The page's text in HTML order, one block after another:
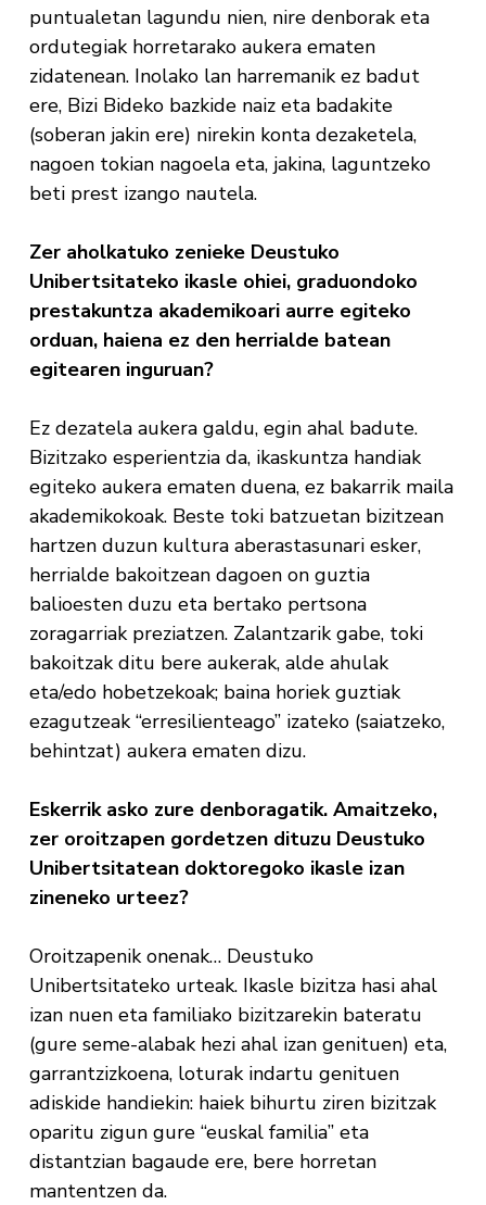
puntualetan lagundu nien, nire denborak eta
ordutegiak horretarako aukera ematen
zidatenean. Inolako lan harremanik ez badut
ere, Bizi Bideko bazkide naiz eta badakite
(soberan jakin ere) nirekin konta dezaketela,
nagoen tokian nagoela eta, jakina, laguntzeko
beti prest izango nautela.
Zer aholkatuko zenieke Deustuko
Unibertsitateko ikasle ohiei, graduondoko
prestakuntza akademikoari aurre egiteko
orduan, haiena ez den herrialde batean
egitearen inguruan?
Ez dezatela aukera galdu, egin ahal badute.
Bizitzako esperientzia da, ikaskuntza handiak
egiteko aukera ematen duena, ez bakarrik maila
akademikokoak. Beste toki batzuetan bizitzean
hartzen duzun kultura aberastasunari esker,
herrialde bakoitzean dagoen on guztia
balioesten duzu eta bertako pertsona
zoragarriak preziatzen. Zalantzarik gabe, toki
bakoitzak ditu bere aukerak, alde ahulak
eta/edo hobetzekoak; baina horiek guztiak
ezagutzeak “erresilienteago” izateko (saiatzeko,
behintzat) aukera ematen dizu.
Eskerrik asko zure denboragatik. Amaitzeko,
zer oroitzapen gordetzen dituzu Deustuko
Unibertsitatean doktoregoko ikasle izan
zineneko urteez?
Oroitzapenik onenak… Deustuko
Unibertsitateko urteak. Ikasle bizitza hasi ahal
izan nuen eta familiako bizitzarekin bateratu
(gure seme-alabak hezi ahal izan genituen) eta,
garrantzizkoena, loturak indartu genituen
adiskide handiekin: haiek bihurtu ziren bizitzak
oparitu zigun gure “euskal familia” eta
distantzian bagaude ere, bere horretan
mantentzen da.